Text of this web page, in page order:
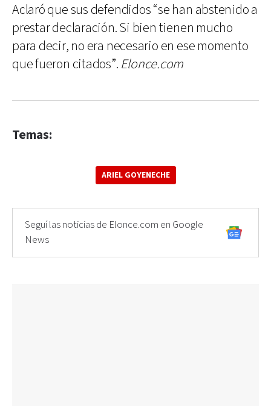
Aclaró que sus defendidos “se han abstenido a
prestar declaración. Si bien tienen mucho
para decir, no era necesario en ese momento
que fueron citados”. Elonce.com
Temas:
ARIEL GOYENECHE
Seguí las noticias de Elonce.com en Google
News